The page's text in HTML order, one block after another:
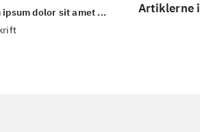
ipsum dolor sit amet ...
Artiklerne i